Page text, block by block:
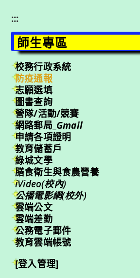
:::
師生專區
校務行政系統
防疫通報
志願選填
圖書查詢
營隊/活動/競賽
網路郵局_ Gmail
申請各項證明
教育儲蓄戶
綠城文學
膳食衛生與食農營養
iVideo(校內)
公播電影網(校外)
雲端公文
雲端差勤
公務電子郵件
教育雲端帳號
[登入管理]